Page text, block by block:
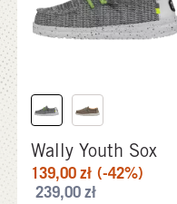
Wally Youth Sox
139,00zł (-42%)
239,00zł